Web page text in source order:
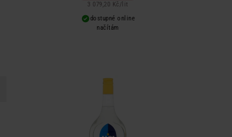
3 079,20 Kč / lit
dostupné online
načítám